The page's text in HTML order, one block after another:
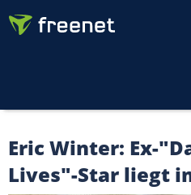
Eric Winter: Ex-
Lives"-Star liegt